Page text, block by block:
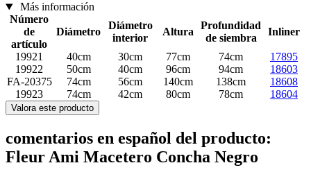
Más información
Número
de
artículo
Diámetro
Diámetro
interior
Altura
Profundidad
de siembra
Inliner
19921 40cm 30cm 77cm 74cm
17895
19922
50cm 40cm 96cm 94cm
18603
FA-20375
74cm 56cm 140cm 138cm
18608
19923
74cm 42cm 80cm 78cm 18604
Valora este producto
comentarios en español del producto:
Fleur Ami Macetero Concha Negro